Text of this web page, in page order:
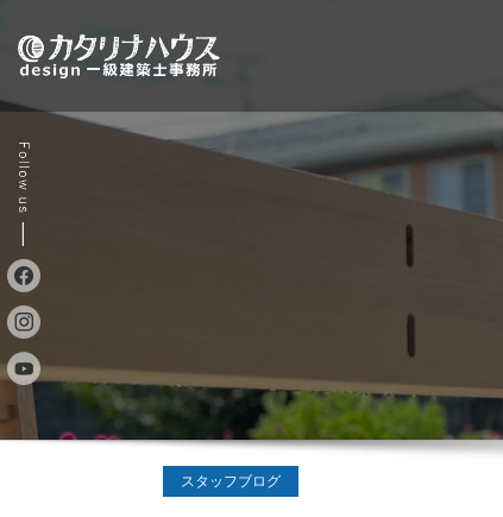
content
スタッフブログ